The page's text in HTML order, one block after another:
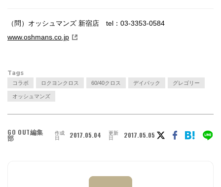
（問）オッシュマンズ 新宿店 tel：03-3353-0584
www.oshmans.co.jp
Tags
コラボ ロクヨンクロス 60/40クロス デイパック グレゴリー
オッシュマンズ
GO OUT編集
部
作成
日 2017.05.04 更新
日 2017.05.05